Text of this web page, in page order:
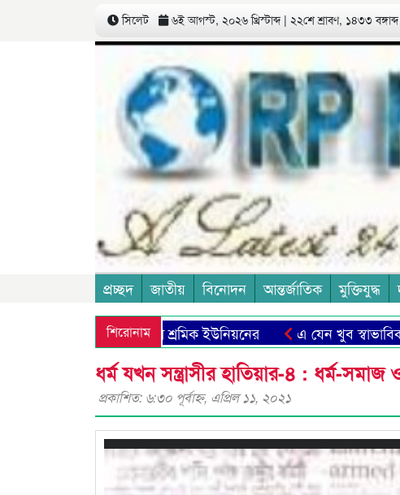
সিলেট ৬ই আগস্ট, ২০২৬ খ্রিস্টাব্দ | ২২শে শ্রাবণ, ১৪৩৩ বঙ্গাব্দ
প্রচ্ছদ জাতীয় বিনোদন আন্তর্জাতিক মুক্তিযুদ্ধ
শিরোনাম
বৃদ্ধির দাবী চা শ্রমিক ইউনিয়নের এ যেন খুব স্বাভাবিক এক
ধর্ম যখন সন্ত্রাসীর হাতিয়ার-৪ : ধর্ম-সমাজ
প্রকাশিত: ৬:৩০ পূর্বাহ্ণ, এপ্রিল ১১, ২০২১